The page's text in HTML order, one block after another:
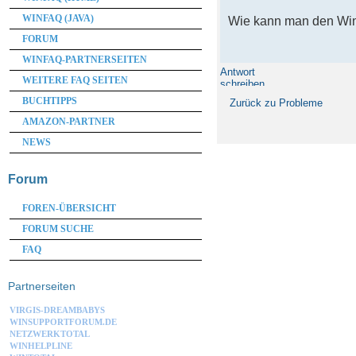
Wie kann man den
Antwort
schreiben
Zurück zu Probleme
WINFAQ (JAVA)
FORUM
WINFAQ-PARTNERSEITEN
WEITERE FAQ SEITEN
BUCHTIPPS
AMAZON-PARTNER
NEWS
Forum
FOREN-ÜBERSICHT
FORUM SUCHE
FAQ
Partnerseiten
VIRGIS-DREAMBABYS
WINSUPPORTFORUM.DE
NETZWERKTOTAL
WINHELPLINE